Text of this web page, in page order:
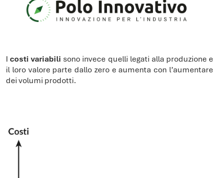
Icosti variabili sono invece quelli legati alla produzione e
il loro valore parte dallo zero e aumenta con l’aumentare
dei volumi prodotti.